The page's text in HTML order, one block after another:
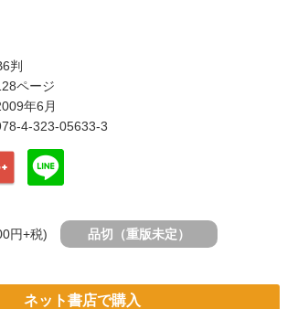
判
ページ
年6月
4-323-05633-3
円+税) 品切（重版未定）
ネット書店で購入